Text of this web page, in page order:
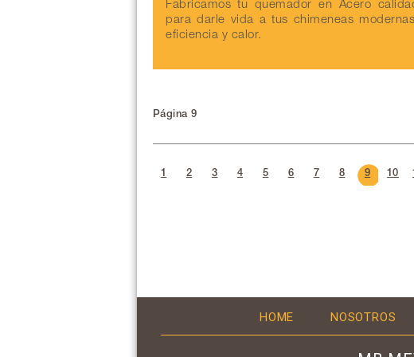
Fabricamos tu quemador en Acero
para darle vida a tus chimeneas
eficiencia y calor.
Página 9
1 2 3 4 5 6 7 8 9 10
HOME NOSOTROS